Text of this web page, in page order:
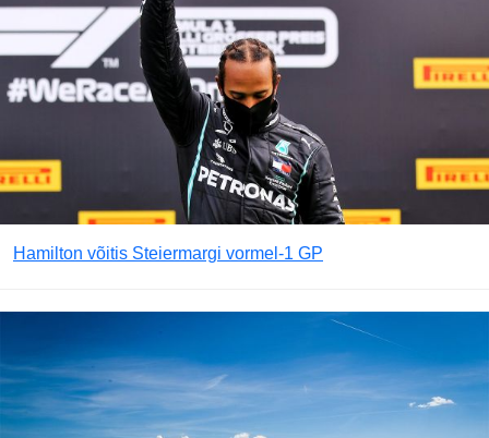
Hamilton võitis Steiermargi vormel-1 GP